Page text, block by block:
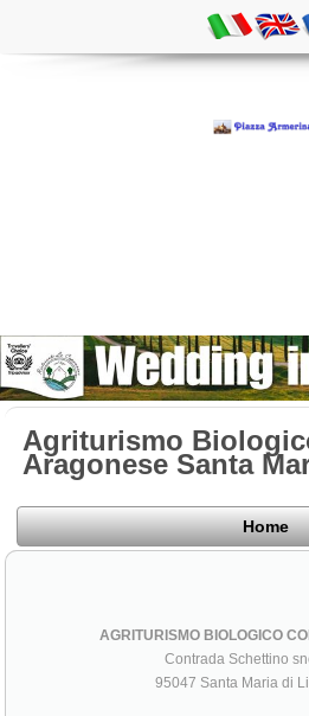
Agriturismo
Aragonese Santa
Home
AGRITURISMO BIOLOGICO
Contrada Schettino
95047 Santa Maria di